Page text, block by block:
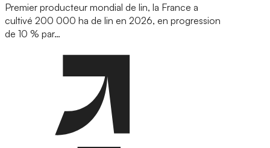
Premier producteur mondial de lin, la France a
cultivé 200 000 ha de lin en 2026, en progression
de 10 % par…